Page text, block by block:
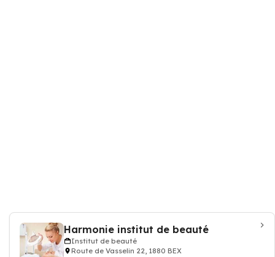
Harmonie institut de beauté
Institut de beauté
Route de Vasselin 22, 1880 BEX